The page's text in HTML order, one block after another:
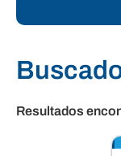
Resultados